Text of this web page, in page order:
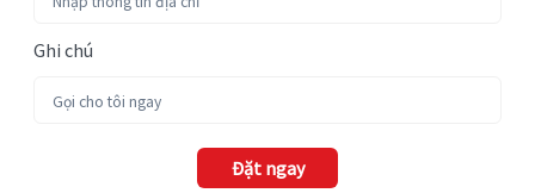
Ghi chú
Đặt ngay